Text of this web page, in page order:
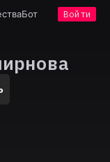
Бот Войти